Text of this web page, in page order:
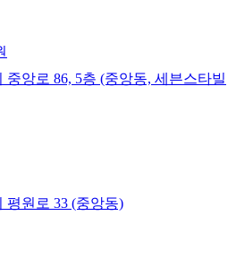
앙로 86, 5층 (중앙동, 세븐스타빌
평원로 33 (중앙동)